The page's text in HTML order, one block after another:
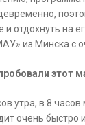
отдохнуть на
из Минска с
этот
утра, в 8
очень